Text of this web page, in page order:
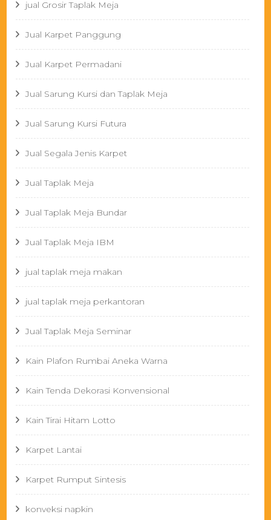
jual Grosir Taplak Meja
Jual Karpet Panggung
Jual Karpet Permadani
Jual Sarung Kursi dan Taplak Meja
Jual Sarung Kursi Futura
Jual Segala Jenis Karpet
Jual Taplak Meja
Jual Taplak Meja Bundar
Jual Taplak Meja IBM
jual taplak meja makan
jual taplak meja perkantoran
Jual Taplak Meja Seminar
Kain Plafon Rumbai Aneka Warna
Kain Tenda Dekorasi Konvensional
Kain Tirai Hitam Lotto
Karpet Lantai
Karpet Rumput Sintesis
konveksi napkin